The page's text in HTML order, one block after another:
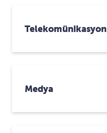
Telekomünikasyon
Medya